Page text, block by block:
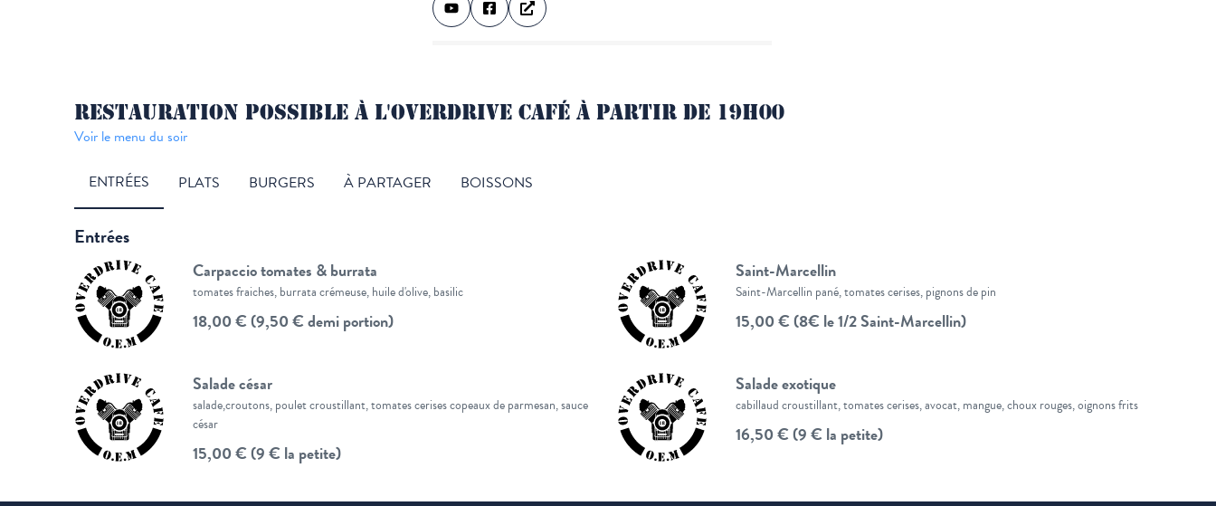
RESTAURATION POSSIBLE À L'OVERDRIVE CAFÉ À PARTIR DE 19H00
Voir le menu du soir
ENTRÉES PLATS BURGERS À PARTAGER BOISSONS
Entrées
Carpaccio tomates & burrata
tomates fraiches, burrata crémeuse, huile d'olive, basilic
18,00 € (9,50 € demi portion)
Saint-Marcellin
Saint-Marcellin pané, tomates cerises, pignons de pin
15,00 € (8€ le 1/2 Saint-Marcellin)
Salade césar
salade,croutons, poulet croustillant, tomates cerises copeaux de parmesan, sauce
césar
15,00 € (9 € la petite)
Salade exotique
cabillaud croustillant, tomates cerises, avocat, mangue, choux rouges, oignons frits
16,50 € (9 € la petite)